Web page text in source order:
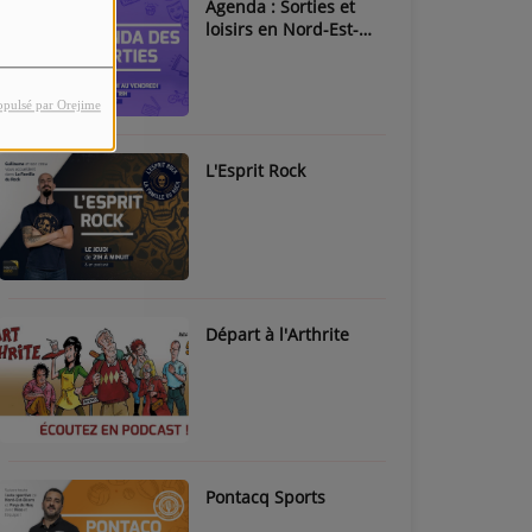
par Orejime
Agenda : Sorties et
loisirs en Nord-Est-
L'Esprit Rock
Départ à l'Arthrite
Pontacq Sports